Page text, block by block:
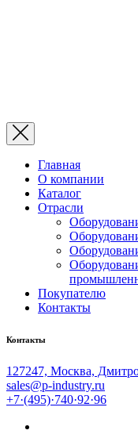
Главная
О компании
Каталог
Отрасли
Покупателю
Контакты
Контакты
127247, Москва,
sales@p-industry.ru
+7·(495)·740·92·96